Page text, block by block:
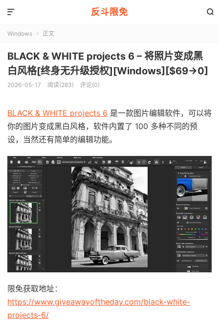
反斗限免 

Windows  正文
BLACK & WHITE projects 6 – 将照片变成黑
白风格[终身无升级授权][Windows][$69→0]
2026-05-17 阅读(283) 评论(0)
BLACK & WHITE projects 6 是一款图片编辑软件，可以将
你的图片变成黑白风格，软件内置了 100 多种不同的预
设，当然还有简单的编辑功能。
限免获取地址：
https://www.giveawayoftheday.com/black-white-
projects-6/